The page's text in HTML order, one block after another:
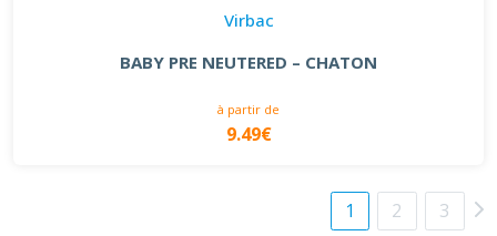
Virbac
BABY PRE NEUTERED – CHATON
à partir de
9.49€
1 2 3